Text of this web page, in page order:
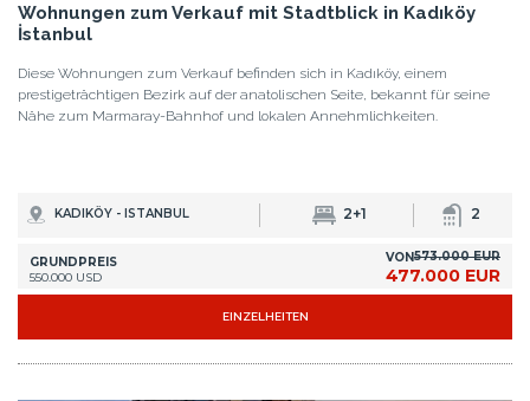
Wohnungen zum Verkauf mit Stadtblick in Kadıköy
İstanbul
Diese Wohnungen zum Verkauf befinden sich in Kadıköy, einem
prestigeträchtigen Bezirk auf der anatolischen Seite, bekannt für seine
Nähe zum Marmaray-Bahnhof und lokalen Annehmlichkeiten.
KADIKÖY - ISTANBUL 2+1 2
GRUNDPREIS
550.000 USD
VON573.000 EUR
477.000 EUR
EINZELHEITEN